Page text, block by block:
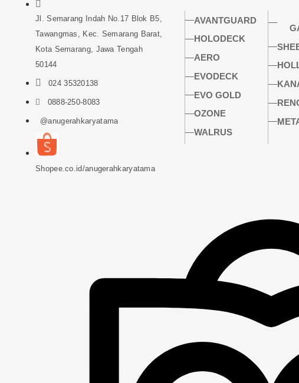
Jl. Semarang Indah No.17 Blok B5,
Tawangmas, Kec. Semarang Barat,
Kota Semarang, Jawa Tengah
50144
024 35320138
0888-250-8083
@anugerahkaryatama
Shopee.co.id/anugerahkaryatama
AVANTGUARD
HOLODECK
AERO
EVODECK
EVO GOLD
OZONE
WALRUS